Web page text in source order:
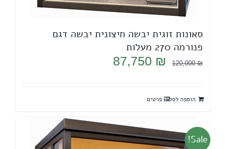
סאונות זוגית יבשה חיצונית יבשה דגם
פנורמה 270 מעלות
120,000₪
המחיר
היה:
120,000 ₪.
87,750 ₪
המחיר
הוא:
הוספה לסל פרטים
Sale!